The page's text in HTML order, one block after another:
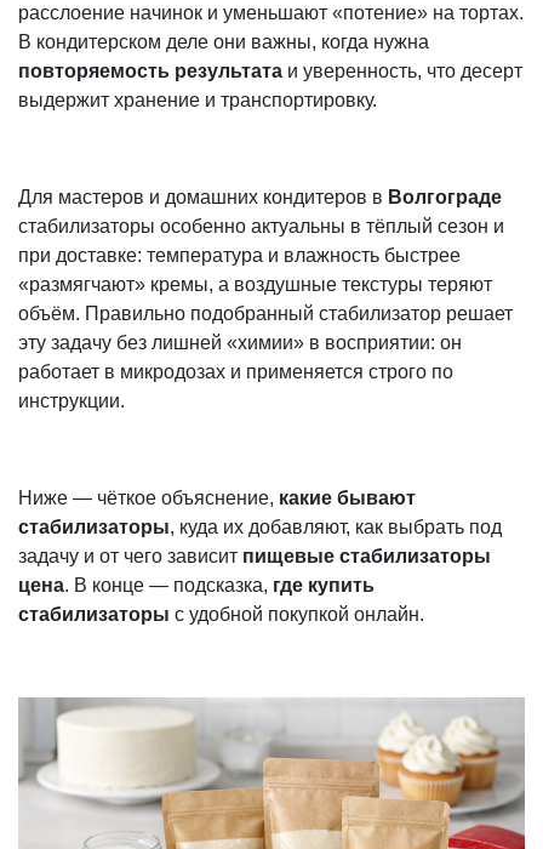
расслоение начинок и уменьшают «потение» на тортах.
В кондитерском деле они важны, когда нужна
повторяемость результата и уверенность, что десерт
выдержит хранение и транспортировку.
Для мастеров и домашних кондитеров в Волгограде
стабилизаторы особенно актуальны в тёплый сезон и
при доставке: температура и влажность быстрее
«размягчают» кремы, а воздушные текстуры теряют
объём. Правильно подобранный стабилизатор решает
эту задачу без лишней «химии» в восприятии: он
работает в микродозах и применяется строго по
инструкции.
Ниже — чёткое объяснение, какие бывают
стабилизаторы, куда их добавляют, как выбрать под
задачу и от чего зависит пищевые стабилизаторы
цена. В конце — подсказка, где купить
стабилизаторы с удобной покупкой онлайн.